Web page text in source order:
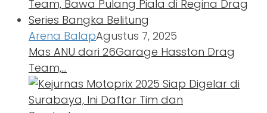
Arena BalapAgustus 7, 2025
Mas ANU dari 26Garage Hasston Drag
Team,…